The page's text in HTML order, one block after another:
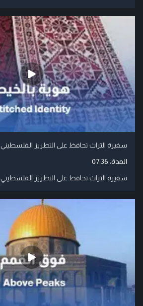
سفيرة التراث تحافظ على التطريز الفلسطيني
المدة: 07:36
سفيرة التراث تحافظ على التطريز الفلسطيني.